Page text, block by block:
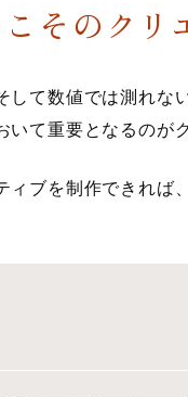
そのクリ
て数値では測れな
て重要となるのが
ブを制作できれば